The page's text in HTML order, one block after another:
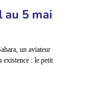
au 5 mai
un aviateur
existence : le petit